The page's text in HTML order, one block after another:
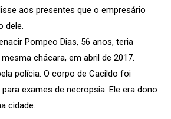
aos presentes que o empresário
dele.
Pompeo Dias, 56 anos, teria
chácara, em abril de 2017.
polícia. O corpo de Cacildo foi
exames de necropsia. Ele era dono
cidade.